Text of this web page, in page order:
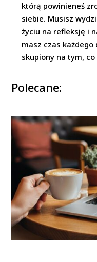
którą powinieneś
siebie. Musisz
życiu na refleksję i
masz czas każdego
skupiony na tym,
Polecane: